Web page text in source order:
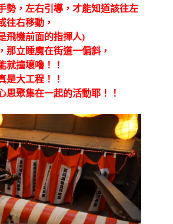
勢，左右引導，才能知道該往左
往右移動，
飛機前面的指揮人)
那立睡魔在街道一偏斜，
就撞壞嚕！！
是大工程！！
思聚集在一起的活動耶！！